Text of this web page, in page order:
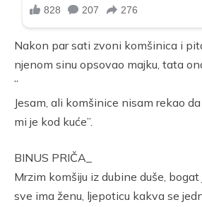
Nakon par sati zvoni komšinica i
njenom sinu opsovao majku, tata
“
Jesam, ali komšinice nisam rekao
mi je kod kuće”.
BINUS PRIČA_
Mrzim komšiju iz dubine duše,
sve ima ženu, ljepoticu kakva se